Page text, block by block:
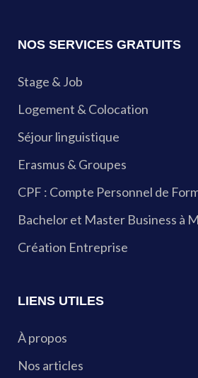
NOS SERVICES GRATUITS
Stage & Job
Logement & Colocation
Séjour linguistique
Erasmus & Groupes
CPF : Compte Personnel de
Bachelor et Master Business à
Création Entreprise
LIENS UTILES
À propos
Nos articles